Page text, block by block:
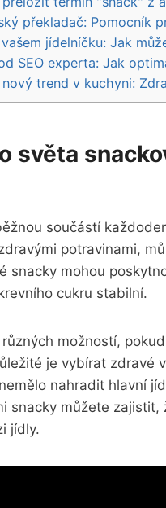
překladač: Pomocník
jídelníčku: Jak
SEO experta: Jak
trend v kuchyni:
světa
součástí
potravinami,
snacky mohou
cukru stabilní.
možností,
je vybírat zdravé
nahradit hlavní
snacky můžete
jídly.